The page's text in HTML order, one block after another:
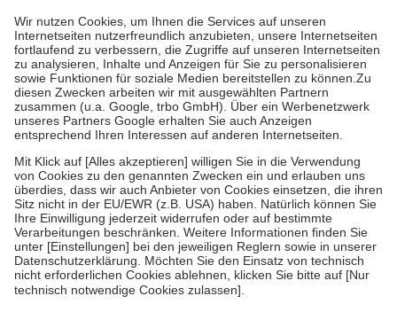
höchstens zehn Euro.
Es sind jedoch nie mehr als die tatsächlichen
Kosten der Leistung zu entrichten.
Diese Regeln gelten grundsätzlich auch für Online-Apotheken.
Bei Heilmitteln und häuslicher Krankenpflege beträgt die
Zuzahlung zehn Prozent der Kosten sowie zehn Euro je
Verordnung.
Um das Engagement der Versicherten für ihre eigene Gesundheit zu
stärken und die besondere Stellung der Familie zu unterstützen,
fallenkeine Zuzahlungenan bei:
• Kindern und Jugendlichen bis zum vollendeten 18. Lebensjahr
mit Ausnahme der Fahrkosten
• Untersuchungen zur Vorsorge und Früherkennung, die von der
GKV getragen werden
• empfohlenen Schutzimpfungen
• Harn- und Blutteststreifen